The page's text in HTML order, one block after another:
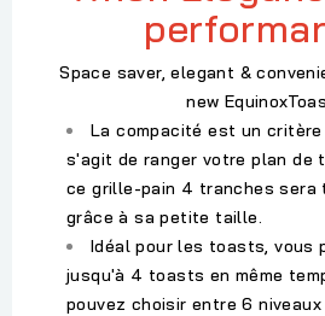
Space saver, elegant &
new
La compacité est un
s'agit de ranger votre plan de
ce grille-pain 4 tranches sera
grâce à sa petite taille.
Idéal pour les toasts, vous
jusqu'à 4 toasts en même
pouvez choisir entre 6